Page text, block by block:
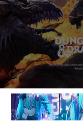
DUNGEONS &